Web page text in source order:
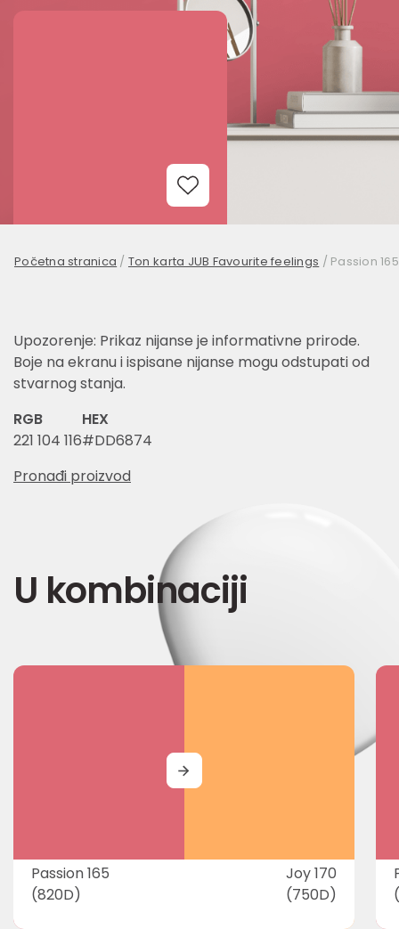
Add to Wishlist
Početna stranica / Ton karta JUB Favourite feelings / Passion 165
Upozorenje: Prikaz nijanse je informativne prirode.
Boje na ekranu i ispisane nijanse mogu odstupati od
stvarnog stanja.
RGB
221 104 116
HEX
#DD6874
Pronađi proizvod
U kombinaciji
Passion 165
(820D)
Joy 170
(750D)
MORE